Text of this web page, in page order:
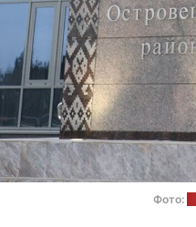
Фото: